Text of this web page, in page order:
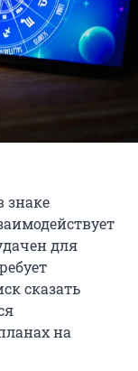
знаке
для
сказать
на